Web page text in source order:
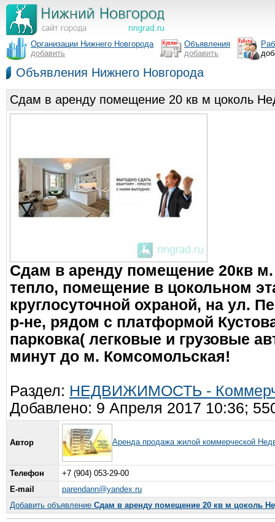
Организации Нижнего Новгорода
добавить
Объявления
добавить
Объявления Нижнего Новгорода
Сдам в аренду помещение 20 кв м цоколь
Сдам в аренду помещение 20кв м.
тепло, помещение в цокольном
круглосуточной охраной, на ул.
р-не, рядом с платформой
парковка( легковые и грузовые
минут до м. Комсомольская!
Раздел: НЕДВИЖИМОСТЬ -
Добавлено: 9 Апреля 2017 10:36;
Автор Аренда продажа жилой коммерческой
Телефон
+7 (904) 053-29-00
E-mail
parendann@yandex.ru
Добавить объявление Сдам в аренду помещение 20 кв м цоколь